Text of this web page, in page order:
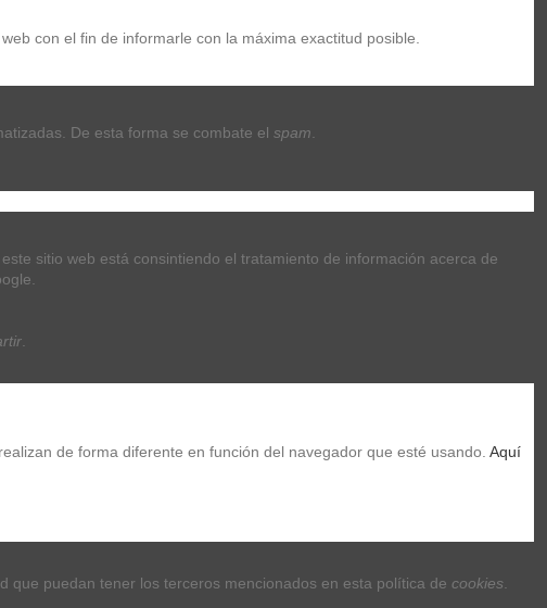
con el fin de informarle con la máxima exactitud posible.
De esta forma se combate el spam
sitio web está consintiendo el tratamiento de información acerca de
de forma diferente en función del navegador que esté usando. Aquí
que puedan tener los terceros mencionados en esta política de cookies.